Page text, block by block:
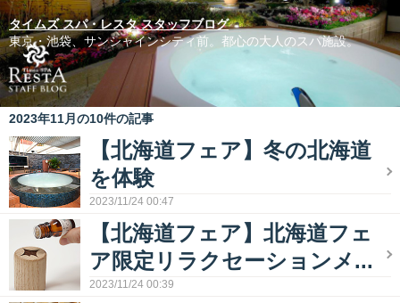
タイムズ スパ・レスタ スタッフブログ
東京・池袋、サンシャインシティ前。都心の大人のスパ施設。
2023年11月の10件の記事
【北海道フェア】冬の北海道
を体験
2023/11/24 00:47
【北海道フェア】北海道フェ
ア限定リラクセーションメ...
2023/11/24 00:39